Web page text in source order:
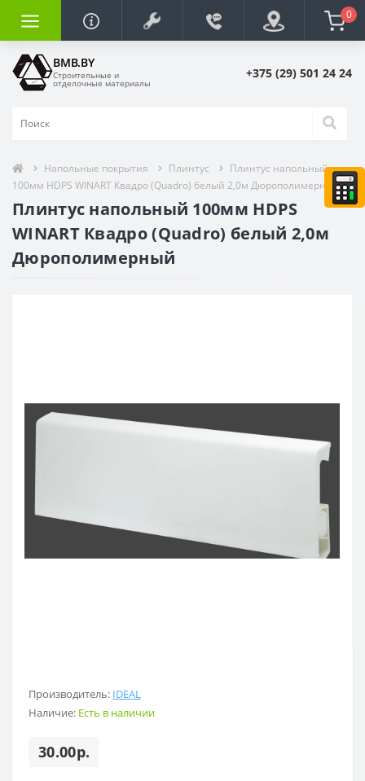
0
BMB.BY
Строительные и
отделочные материалы
+375 (29) 501 24 24
Напольные покрытия Плинтус
Плинтус напольный
100мм HDPS WINART Квадро (Quadro) белый 2,0м Дюрополимерный
Плинтус напольный 100мм HDPS
WINART Квадро (Quadro) белый 2,0м
Дюрополимерный
Производитель: IDEAL
Наличие: Есть в наличии
30.00р.